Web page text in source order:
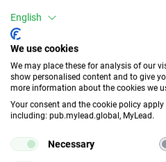
Conversion-Typ
Verkauf
Call-Center-
Traffic-Typ
Incentivierter Traffic
English
We use cookies
We may place these for analysis of our
show personalised content and to give
more information about the cookies we
Your consent and the cookie policy
including: pub.mylead.global, MyLead.
Necessary